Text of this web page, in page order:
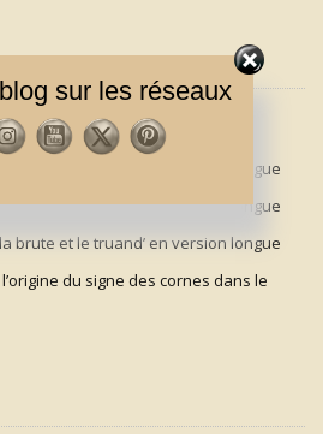
et le truand’ en version longue
la brute et le truand’ en version longue
la brute et le truand’ en version longue
la brute et le truand’ en version longue
du signe des cornes dans le
sur les réseaux